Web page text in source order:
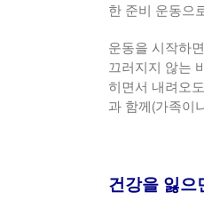
한 준비 운동으
운동을 시작하
끄러지지 않는
히면서 내려오
과 함께(가족이
건강을 잃으